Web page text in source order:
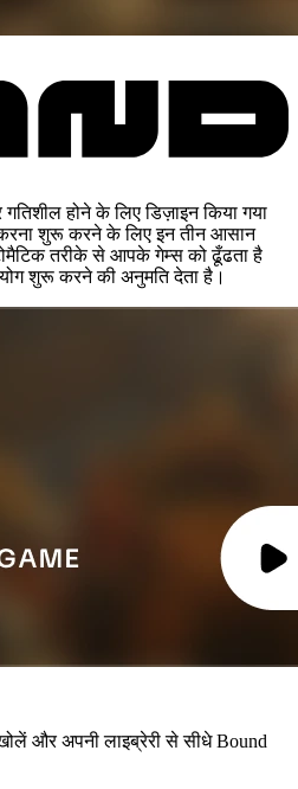
होने के लिए डिज़ाइन किया गया
शुरू करने के लिए इन तीन आसान
तरीके से आपके गेम्स को ढूँढता है
शुरू करने की अनुमति देता है।
और अपनी लाइब्रेरी से सीधे Bound